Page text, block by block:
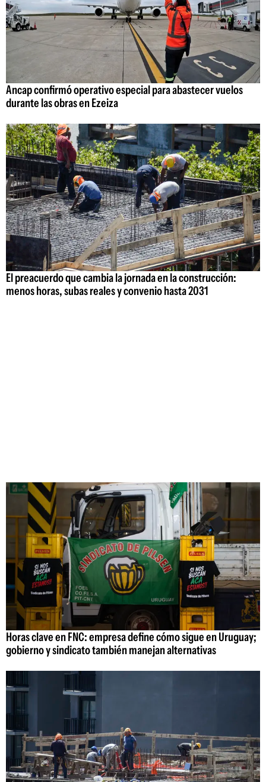
Ancap confirmó operativo especial para abastecer vuelos
durante las obras en Ezeiza
El preacuerdo que cambia la jornada en la construcción:
menos horas, subas reales y convenio hasta 2031
Horas clave en FNC: empresa define cómo sigue en Uruguay;
gobierno y sindicato también manejan alternativas